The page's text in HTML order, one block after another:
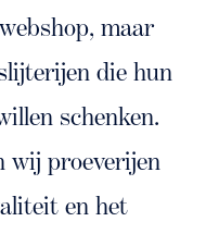
maar
die hun
schenken.
wij proeverijen
en het